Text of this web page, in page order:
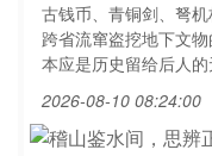
古钱币、青铜剑、弩
跨省流窜盗挖地下文
本应是历史留给后人
2026-08-10 08:24:00